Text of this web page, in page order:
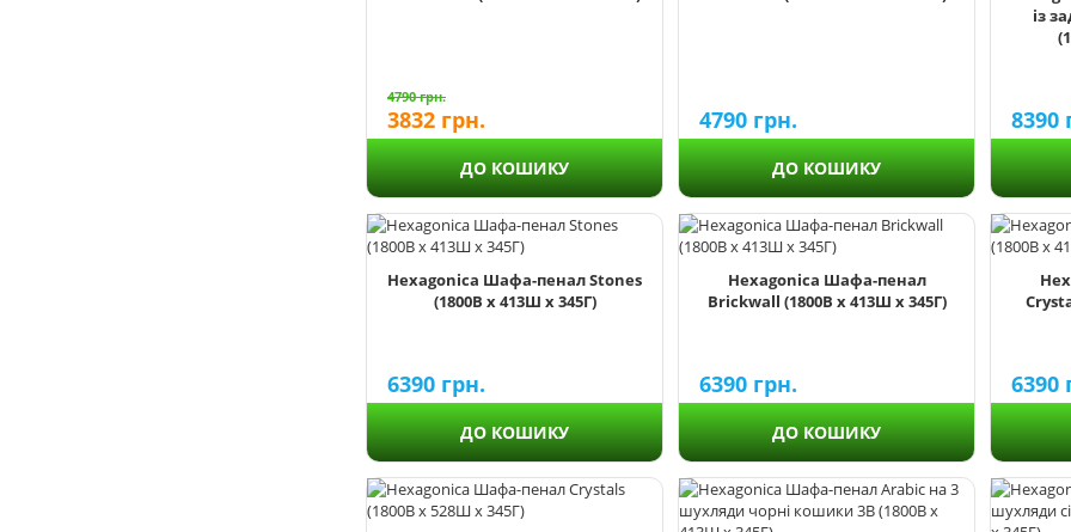
4790грн.
3832 грн.
ДО КОШИКУ
4790 грн.
ДО КОШИКУ
із
8390
Hexagonica Шафа-пенал Stones
(1800В х 413Ш х 345Г)
6390 грн.
ДО КОШИКУ
Hexagonica Шафа-пенал
Brickwall (1800В х 413Ш х 345Г)
6390 грн.
ДО КОШИКУ
6390